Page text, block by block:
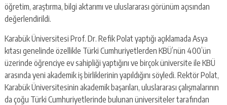
öğretim, araştırma, bilgi aktarımı ve uluslararası görünüm açısından
değerlendirildi.
Karabük Üniversitesi Prof. Dr. Refik Polat yaptığı açıklamada Asya
kıtası genelinde özellikle Türki Cumhuriyetlerden KBÜ’nün 400’ün
üzerinde öğrenciye ev sahipliği yaptığını ve birçok üniversite ile KBÜ
arasında yeni akademik iş birliklerinin yapıldığını söyledi. Rektör Polat,
Karabük Üniversitesinin akademik başarıları, uluslararası çalışmalarının
da çoğu Türki Cumhuriyetlerinde bulunan üniversiteler tarafından